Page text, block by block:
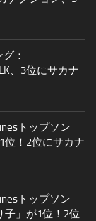
：
、3位にサカナ
トップソン
位！2位にサカナ
トップソン
子」が1位！2位